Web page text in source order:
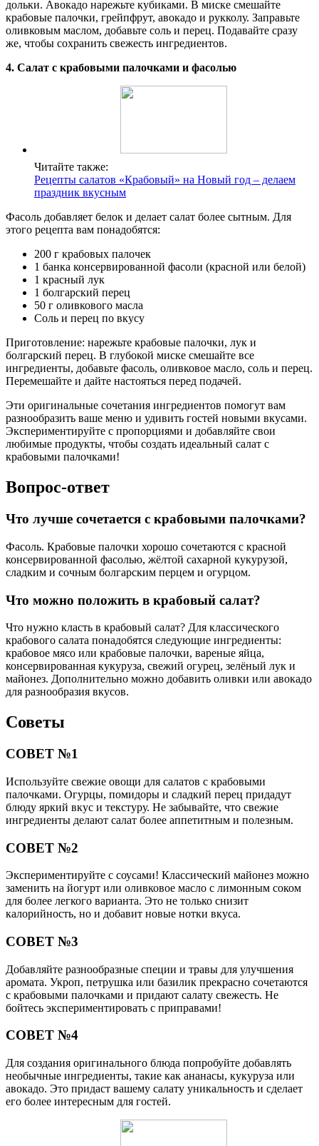
дольки. Авокадо нарежьте кубиками. В миске смешайте
крабовые палочки, грейпфрут, авокадо и рукколу. Заправьте
оливковым маслом, добавьте соль и перец. Подавайте сразу
же, чтобы сохранить свежесть ингредиентов.
4. Салат с крабовыми палочками и фасолью
Читайте также:
Рецепты салатов «Крабовый» на Новый год – делаем
праздник вкусным
Фасоль добавляет белок и делает салат более сытным. Для
этого рецепта вам понадобятся:
200 г крабовых палочек
1 банка консервированной фасоли (красной или белой)
1 красный лук
1 болгарский перец
50 г оливкового масла
Соль и перец по вкусу
Приготовление: нарежьте крабовые палочки, лук и
болгарский перец. В глубокой миске смешайте все
ингредиенты, добавьте фасоль, оливковое масло, соль и перец.
Перемешайте и дайте настояться перед подачей.
Эти оригинальные сочетания ингредиентов помогут вам
разнообразить ваше меню и удивить гостей новыми вкусами.
Экспериментируйте с пропорциями и добавляйте свои
любимые продукты, чтобы создать идеальный салат с
крабовыми палочками!
Вопрос-ответ
Что лучше сочетается с крабовыми палочками?
Фасоль. Крабовые палочки хорошо сочетаются с красной
консервированной фасолью, жёлтой сахарной кукурузой,
сладким и сочным болгарским перцем и огурцом.
Что можно положить в крабовый салат?
Что нужно класть в крабовый салат? Для классического
крабового салата понадобятся следующие ингредиенты:
крабовое мясо или крабовые палочки, вареные яйца,
консервированная кукуруза, свежий огурец, зелёный лук и
майонез. Дополнительно можно добавить оливки или авокадо
для разнообразия вкусов.
Советы
СОВЕТ №1
Используйте свежие овощи для салатов с крабовыми
палочками. Огурцы, помидоры и сладкий перец придадут
блюду яркий вкус и текстуру. Не забывайте, что свежие
ингредиенты делают салат более аппетитным и полезным.
СОВЕТ №2
Экспериментируйте с соусами! Классический майонез можно
заменить на йогурт или оливковое масло с лимонным соком
для более легкого варианта. Это не только снизит
калорийность, но и добавит новые нотки вкуса.
СОВЕТ №3
Добавляйте разнообразные специи и травы для улучшения
аромата. Укроп, петрушка или базилик прекрасно сочетаются
с крабовыми палочками и придают салату свежесть. Не
бойтесь экспериментировать с приправами!
СОВЕТ №4
Для создания оригинального блюда попробуйте добавлять
необычные ингредиенты, такие как ананасы, кукуруза или
авокадо. Это придаст вашему салату уникальность и сделает
его более интересным для гостей.